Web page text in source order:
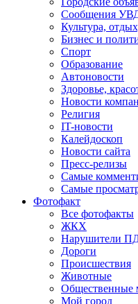
Сообщения
Культура,
Бизнес и
Спорт
Образование
Автоновости
Здоровье,
Новости
Религия
IT-новости
Калейдоскоп
Новости сайта
Пресс-релизы
Самые
Самые
Фотофакт
Все фотофакты
ЖКХ
Нарушители
Дороги
Происшествия
Животные
Общественные
Мой город